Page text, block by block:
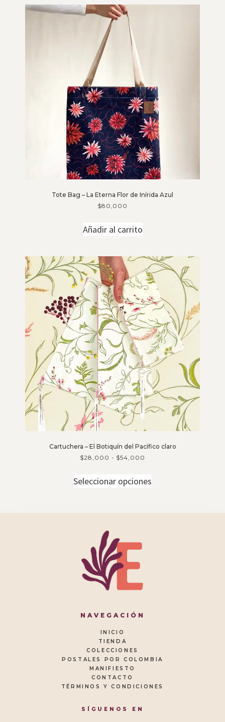
Tote Bag – La Eterna Flor de Inírida Azul
$80,000
Añadir al carrito
Cartuchera – El Botiquín del Pacífico claro
$28,000 - $54,000
Seleccionar opciones
NAVEGACIÓN
INICIO
TIENDA
COLECCIONES
POSTALES POR COLOMBIA
MANIFIESTO
CONTACTO
TÉRMINOS Y CONDICIONES
SÍGUENOS EN